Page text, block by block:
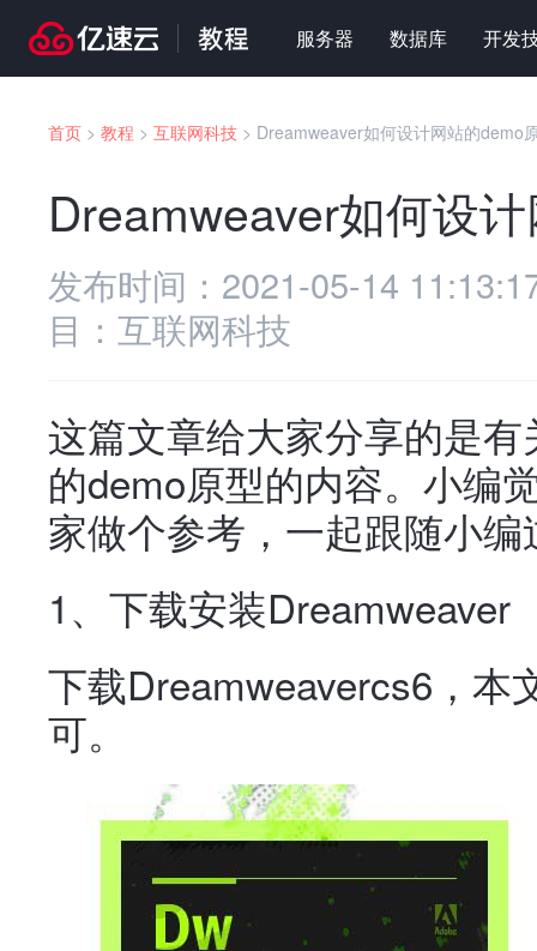
服务器 数据库 开发
首页 > 教程 > 互联网科技 > Dreamweaver如何设计网站的demo
Dreamweaver如何设
发布时间： 2021-05-14
目： 互联网科技
这篇文章给大家分享的是
的demo原型的内容。小编
家做个参考，一起跟随小
1、下载安装Dreamweaver
下载Dreamweavercs6，本
可。